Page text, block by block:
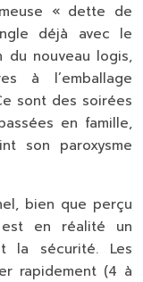
« dette de
déjà avec le
du nouveau logis,
à l’emballage
sont des soirées
en famille,
son paroxysme
bien que perçu
est en réalité un
la sécurité. Les
rapidement (4 à